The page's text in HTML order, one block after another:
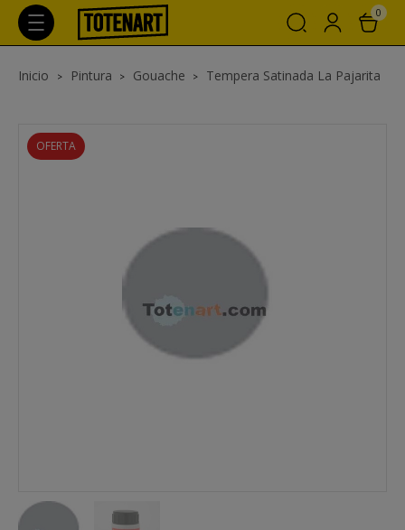
0
Inicio Pintura Gouache Tempera Satinada La Pajarita
OFERTA